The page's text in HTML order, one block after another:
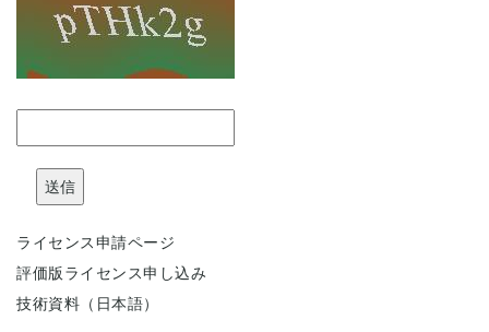
ライセンス申請ページ
評価版ライセンス申し込み
技術資料（日本語）